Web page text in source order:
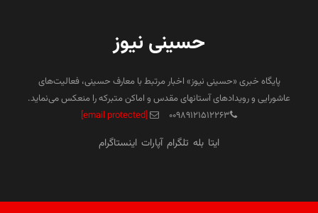
حسینی نیوز
پایگاه خبری «حسینی نیوز» اخبار مرتبط با معارف حسینی، فعالیت‌های
عاشورایی و رویدادهای آستانهای مقدس و اماکن متبرکه را منعکس می‌نماید.
۰۰۹۸۹۱۲۱۵۱۲۲۶۳
[email protected]
ایتا بله تلگرام آپارات اینستاگرام